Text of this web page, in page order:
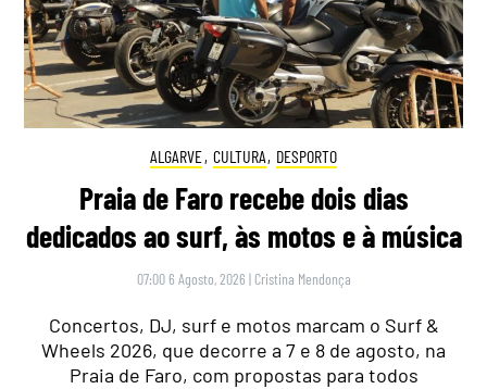
ALGARVE, CULTURA, DESPORTO
Praia de Faro recebe dois dias
dedicados ao surf, às motos e à música
07:00 6 Agosto, 2026 | Cristina Mendonça
Concertos, DJ, surf e motos marcam o Surf &
Wheels 2026, que decorre a 7 e 8 de agosto, na
Praia de Faro, com propostas para todos